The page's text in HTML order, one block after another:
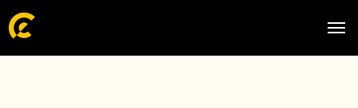
Zum Hauptinhalt springen
Skip to page footer